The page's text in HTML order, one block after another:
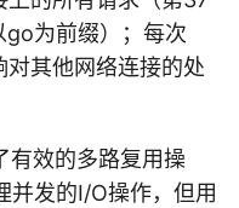
为前缀）；每次
其他网络连接的处
有效的多路复用操
发的I/O操作，但用